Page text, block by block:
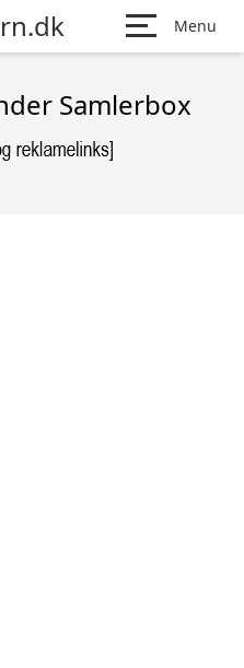
Menu
Samlerbox